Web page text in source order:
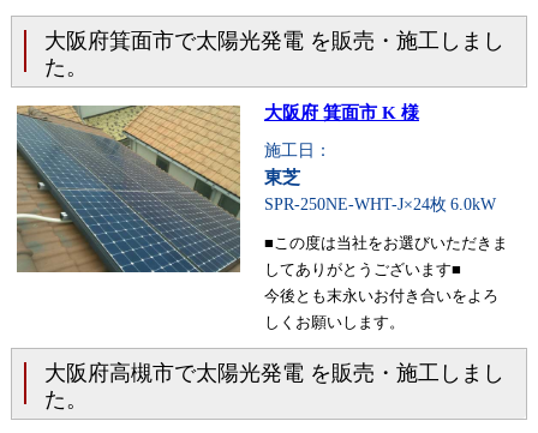
大阪府箕面市で太陽光発電 を販売・施工しまし
た。
大阪府 箕面市 K 様
施工日：
東芝
SPR-250NE-WHT-J×24枚 6.0kW
■この度は当社をお選びいただきま
してありがとうございます■
今後とも末永いお付き合いをよろ
しくお願いします。
大阪府高槻市で太陽光発電 を販売・施工しまし
た。